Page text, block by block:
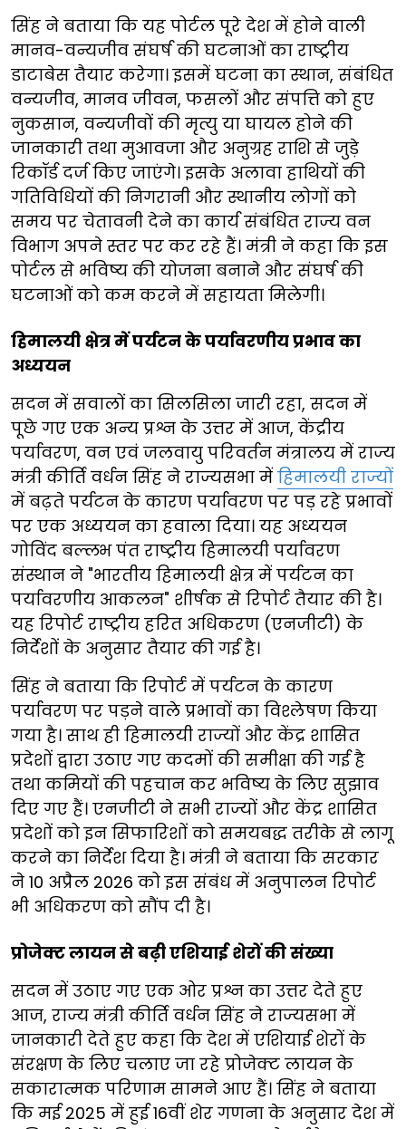
सिंह ने बताया कि यह पोर्टल पूरे देश में होने वाली
मानव-वन्यजीव संघर्ष की घटनाओं का राष्ट्रीय
डाटाबेस तैयार करेगा। इसमें घटना का स्थान, संबंधित
वन्यजीव, मानव जीवन, फसलों और संपत्ति को हुए
नुकसान, वन्यजीवों की मृत्यु या घायल होने की
जानकारी तथा मुआवजा और अनुग्रह राशि से जुड़े
रिकॉर्ड दर्ज किए जाएंगे। इसके अलावा हाथियों की
गतिविधियों की निगरानी और स्थानीय लोगों को
समय पर चेतावनी देने का कार्य संबंधित राज्य वन
विभाग अपने स्तर पर कर रहे हैं। मंत्री ने कहा कि इस
पोर्टल से भविष्य की योजना बनाने और संघर्ष की
घटनाओं को कम करने में सहायता मिलेगी।
हिमालयी क्षेत्र में पर्यटन के पर्यावरणीय प्रभाव का
अध्ययन
सदन में सवालों का सिलसिला जारी रहा, सदन में
पूछे गए एक अन्य प्रश्न के उत्तर में आज, केंद्रीय
पर्यावरण, वन एवं जलवायु परिवर्तन मंत्रालय में राज्य
मंत्री कीर्ति वर्धन सिंह ने राज्यसभा में हिमालयी राज्यों
में बढ़ते पर्यटन के कारण पर्यावरण पर पड़ रहे प्रभावों
पर एक अध्ययन का हवाला दिया। यह अध्ययन
गोविंद बल्लभ पंत राष्ट्रीय हिमालयी पर्यावरण
संस्थान ने "भारतीय हिमालयी क्षेत्र में पर्यटन का
पर्यावरणीय आकलन" शीर्षक से रिपोर्ट तैयार की है।
यह रिपोर्ट राष्ट्रीय हरित अधिकरण (एनजीटी) के
निर्देशों के अनुसार तैयार की गई है।
सिंह ने बताया कि रिपोर्ट में पर्यटन के कारण
पर्यावरण पर पड़ने वाले प्रभावों का विश्लेषण किया
गया है। साथ ही हिमालयी राज्यों और केंद्र शासित
प्रदेशों द्वारा उठाए गए कदमों की समीक्षा की गई है
तथा कमियों की पहचान कर भविष्य के लिए सुझाव
दिए गए हैं। एनजीटी ने सभी राज्यों और केंद्र शासित
प्रदेशों को इन सिफारिशों को समयबद्ध तरीके से लागू
करने का निर्देश दिया है। मंत्री ने बताया कि सरकार
ने 10 अप्रैल 2026 को इस संबंध में अनुपालन रिपोर्ट
भी अधिकरण को सौंप दी है।
प्रोजेक्ट लायन से बढ़ी एशियाई शेरों की संख्या
सदन में उठाए गए एक ओर प्रश्न का उत्तर देते हुए
आज, राज्य मंत्री कीर्ति वर्धन सिंह ने राज्यसभा में
जानकारी देते हुए कहा कि देश में एशियाई शेरों के
संरक्षण के लिए चलाए जा रहे प्रोजेक्ट लायन के
सकारात्मक परिणाम सामने आए हैं। सिंह ने बताया
कि मई 2025 में हुई 16वीं शेर गणना के अनुसार देश में